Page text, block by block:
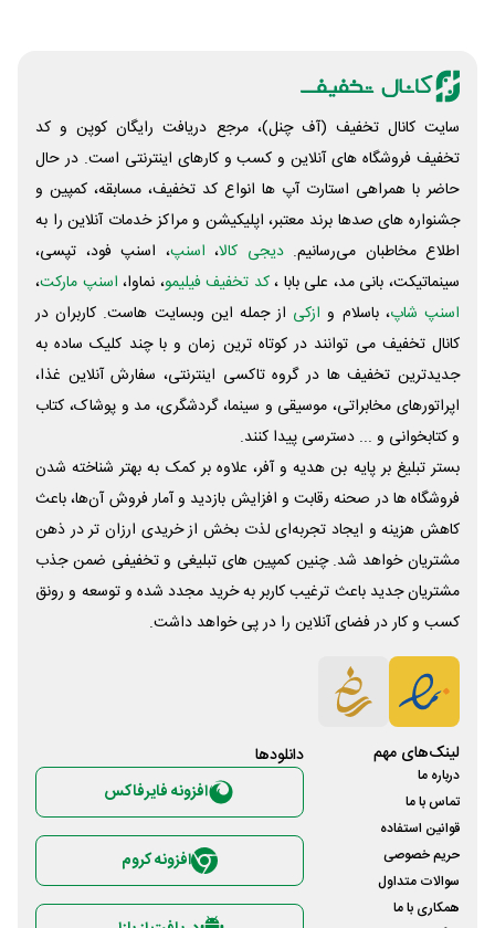
سایت کانال تخفیف (آف چنل)، مرجع دریافت رایگان کوپن و کد
تخفیف فروشگاه های آنلاین و کسب و‌ کارهای اینترنتی است. در حال
حاضر با همراهی استارت آپ ها انواع کد تخفیف، مسابقه، کمپین و
جشنواره های صدها برند معتبر، اپلیکیشن و مراکز خدمات آنلاین را به
اطلاع مخاطبان می‌رسانیم. دیجی کالا، اسنپ، اسنپ فود، تپسی،
سینماتیکت، بانی مد، علی‌ بابا ،کد تخفیف فیلیمو، نماوا، اسنپ مارکت،
اسنپ شاپ، باسلام و ازکی از جمله این وبسایت ‌هاست. کاربران در
کانال تخفیف می توانند در کوتاه ترین زمان و با چند کلیک ساده به
جدیدترین تخفیف ها در گروه تاکسی اینترنتی، سفارش آنلاین غذا،
اپراتورهای مخابراتی، موسیقی و سینما، گردشگری، مد و پوشاک، کتاب
و کتابخوانی و ... دسترسی پیدا کنند.
بستر تبلیغ بر پایه بن هدیه و آفر، علاوه بر کمک به بهتر شناخته شدن
فروشگاه ها در صحنه رقابت و افزایش بازدید و آمار فروش آن‌ها، باعث
کاهش هزینه و ایجاد تجربه‌ای لذت بخش از خریدی ارزان تر در ذهن
مشتریان خواهد شد. چنین کمپین های تبلیغی و تخفیفی ضمن جذب
مشتریان جدید باعث ترغیب کاربر به خرید مجدد شده و توسعه و رونق
کسب و کار در فضای آنلاین را در پی خواهد داشت.
لینک‌های مهم
درباره ما
تماس با ما
قوانین استفاده
حریم خصوصی
سوالات متداول
همکاری با ما
دانلود‌ها
افزونه فایرفاکس
افزونه کروم